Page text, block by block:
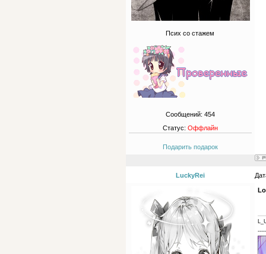
Псих со стажем
Сообщений: 454
Статус: Оффлайн
Подарить подарок
LuckyRei